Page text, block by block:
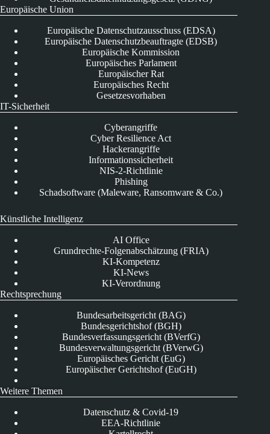
Europäische Union
Europäische Datenschutzausschuss (EDSA)
Europäische Datenschutzbeauftragte (EDSB)
Europäische Kommission
Europäisches Parlament
Europäischer Rat
Europäisches Recht
Gesetzesvorhaben
IT-Sicherheit
Cyberangriffe
Cyber Resilience Act
Hackerangriffe
Informationssicherheit
NIS-2-Richtlinie
Phishing
Schadsoftware (Maleware, Ransomware & Co.)
Künstliche Intelligenz
AI Office
Grundrechte-Folgenabschätzung (FRIA)
KI-Kompetenz
KI-News
KI-Verordnung
Rechtsprechung
Bundesarbeitsgericht (BAG)
Bundesgerichtshof (BGH)
Bundesverfassungsgericht (BVerfG)
Bundesverwaltungsgericht (BVerwG)
Europäisches Gericht (EuG)
Europäischer Gerichtshof (EuGH)
Weitere Themen
Datenschutz & Covid-19
EEA-Richtlinie